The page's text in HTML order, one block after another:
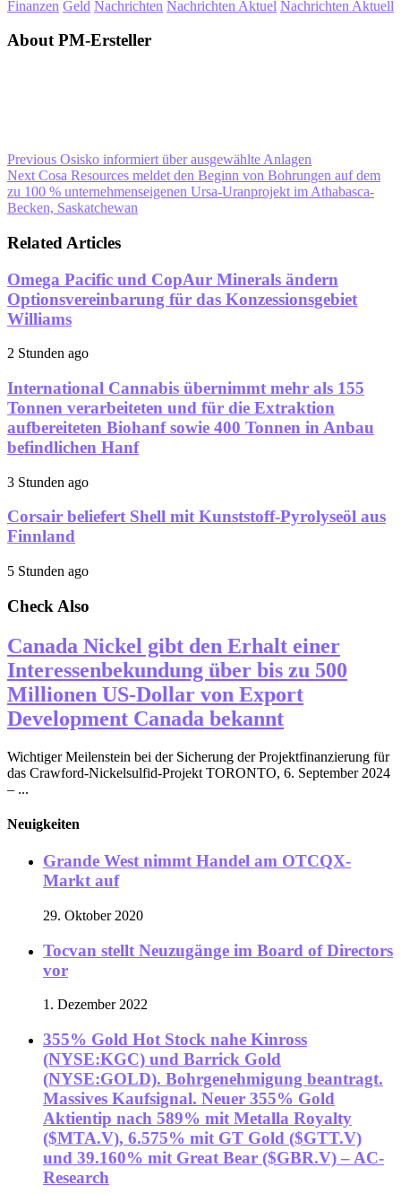
Finanzen Geld Nachrichten Nachrichten Aktuel Nachrichten Aktuell
About PM-Ersteller
Previous Osisko informiert über ausgewählte Anlagen
Next Cosa Resources meldet den Beginn von Bohrungen auf dem
zu 100 % unternehmenseigenen Ursa-Uranprojekt im Athabasca-
Becken, Saskatchewan
Related Articles
Omega Pacific und CopAur Minerals ändern
Optionsvereinbarung für das Konzessionsgebiet
Williams
2 Stunden ago
International Cannabis übernimmt mehr als 155
Tonnen verarbeiteten und für die Extraktion
aufbereiteten Biohanf sowie 400 Tonnen in Anbau
befindlichen Hanf
3 Stunden ago
Corsair beliefert Shell mit Kunststoff-Pyrolyseöl aus
Finnland
5 Stunden ago
Check Also
Canada Nickel gibt den Erhalt einer
Interessenbekundung über bis zu 500
Millionen US-Dollar von Export
Development Canada bekannt
Wichtiger Meilenstein bei der Sicherung der Projektfinanzierung für
das Crawford-Nickelsulfid-Projekt TORONTO, 6. September 2024
– ...
Neuigkeiten
Grande West nimmt Handel am OTCQX-
Markt auf
29. Oktober 2020
Tocvan stellt Neuzugänge im Board of Directors
vor
1. Dezember 2022
355% Gold Hot Stock nahe Kinross
(NYSE:KGC) und Barrick Gold
(NYSE:GOLD). Bohrgenehmigung beantragt.
Massives Kaufsignal. Neuer 355% Gold
Aktientip nach 589% mit Metalla Royalty
($MTA.V), 6.575% mit GT Gold ($GTT.V)
und 39.160% mit Great Bear ($GBR.V) – AC-
Research